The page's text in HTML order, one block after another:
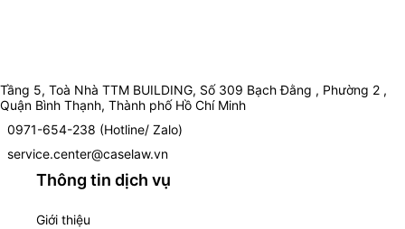
Tầng 5, Toà Nhà TTM BUILDING, Số 309 Bạch Đằng , Phường 2 ,
Quận Bình Thạnh, Thành phố Hồ Chí Minh
0971-654-238 (Hotline/ Zalo)
service.center@caselaw.vn
Thông tin dịch vụ
Giới thiệu